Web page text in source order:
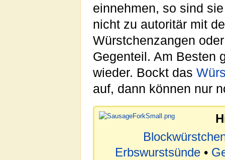
einnehmen, so sind
nicht zu autoritär mit
Würstchenzangen
Gegenteil. Am Besten
wieder. Bockt das
auf, dann können nur
Erbswurstsünde•